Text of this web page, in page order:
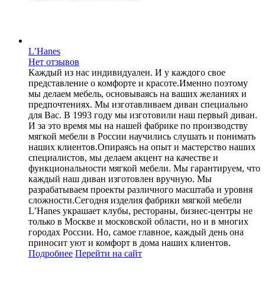
L’Hanes
Нет отзывов
Каждый из нас индивидуален. И у каждого свое
представление о комфорте и красоте.Именно поэтому
мы делаем мебель, основываясь на ваших желаниях и
предпочтениях. Мы изготавливаем диван специально
для Вас. В 1993 году мы изготовили наш первый диван.
И за это время мы на нашей фабрике по производству
мягкой мебели в России научились слушать и понимать
наших клиентов.Опираясь на опыт и мастерство наших
специалистов, мы делаем акцент на качестве и
функциональности мягкой мебели. Мы гарантируем, что
каждый наш диван изготовлен вручную. Мы
разрабатываем проекты различного масштаба и уровня
сложности.Сегодня изделия фабрики мягкой мебели
L’Hanes украшает клубы, рестораны, бизнес-центры не
только в Москве и московской области, но и в многих
городах России. Но, самое главное, каждый день она
приносит уют и комфорт в дома наших клиентов.
Подробнее Перейти на сайт